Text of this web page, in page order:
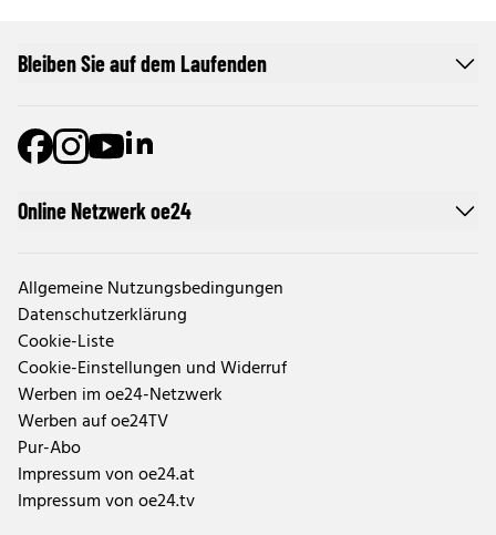
Online Netzwerk oe24
Allgemeine Nutzungsbedingungen
Datenschutzerklärung
Cookie-Liste
Cookie-Einstellungen und Widerruf
Werben im oe24-Netzwerk
Werben auf oe24TV
Pur-Abo
Impressum von oe24.at
Impressum von oe24.tv
Bleiben Sie auf dem Laufenden